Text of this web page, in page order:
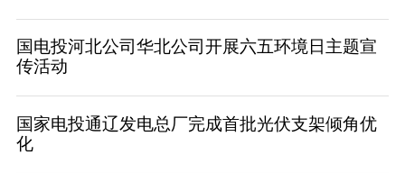
国电投河北公司华北公司开展六五环境日主题宣
传活动
国家电投通辽发电总厂完成首批光伏支架倾角优
化